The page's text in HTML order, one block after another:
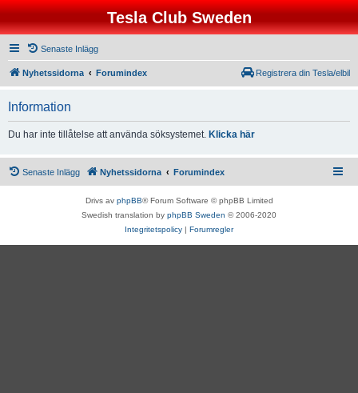
Tesla Club Sweden
Senaste Inlägg
Nyhetssidorna Forumindex Registrera din Tesla/elbil
Information
Du har inte tillåtelse att använda söksystemet. Klicka här
Senaste Inlägg Nyhetssidorna Forumindex
Drivs av phpBB® Forum Software © phpBB Limited
Swedish translation by phpBB Sweden © 2006-2020
Integritetspolicy | Forumregler